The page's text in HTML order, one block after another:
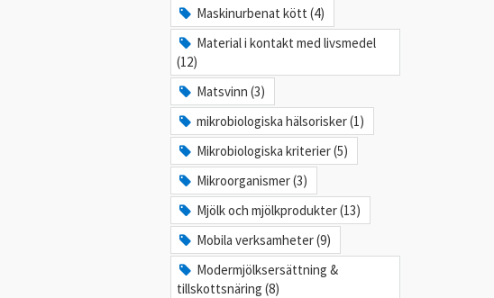
Maskinurbenat kött (4)
Material i kontakt med livsmedel
(12)
Matsvinn (3)
mikrobiologiska hälsorisker (1)
Mikrobiologiska kriterier (5)
Mikroorganismer (3)
Mjölk och mjölkprodukter (13)
Mobila verksamheter (9)
Modermjölksersättning &
tillskottsnäring (8)